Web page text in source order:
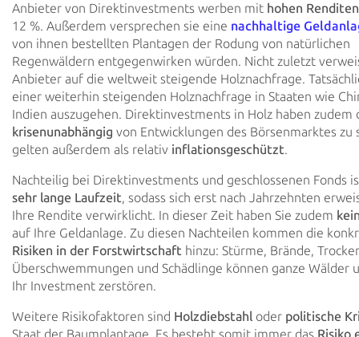
Anbieter von Direktinvestments werben mit hohen Renditen
12 %. Außerdem versprechen sie eine nachhaltige
von ihnen bestellten Plantagen der Rodung von natürlichen
Regenwäldern entgegenwirken würden. Nicht zuletzt
Anbieter auf die weltweit steigende Holznachfrage.
einer weiterhin steigenden Holznachfrage in Staaten wie
Indien auszugehen. Direktinvestments in Holz haben zudem
krisenunabhängig von Entwicklungen des Börsenmarktes zu
gelten außerdem als relativ inflationsgeschützt.
Nachteilig bei Direktinvestments und geschlossenen Fonds
sehr lange Laufzeit, sodass sich erst nach Jahrzehnten
Ihre Rendite verwirklicht. In dieser Zeit haben Sie zudem
auf Ihre Geldanlage. Zu diesen Nachteilen kommen die
Risiken in der Forstwirtschaft hinzu: Stürme, Brände,
Überschwemmungen und Schädlinge können ganze Wälder
Ihr Investment zerstören.
Weitere Risikofaktoren sind Holzdiebstahl oder politische